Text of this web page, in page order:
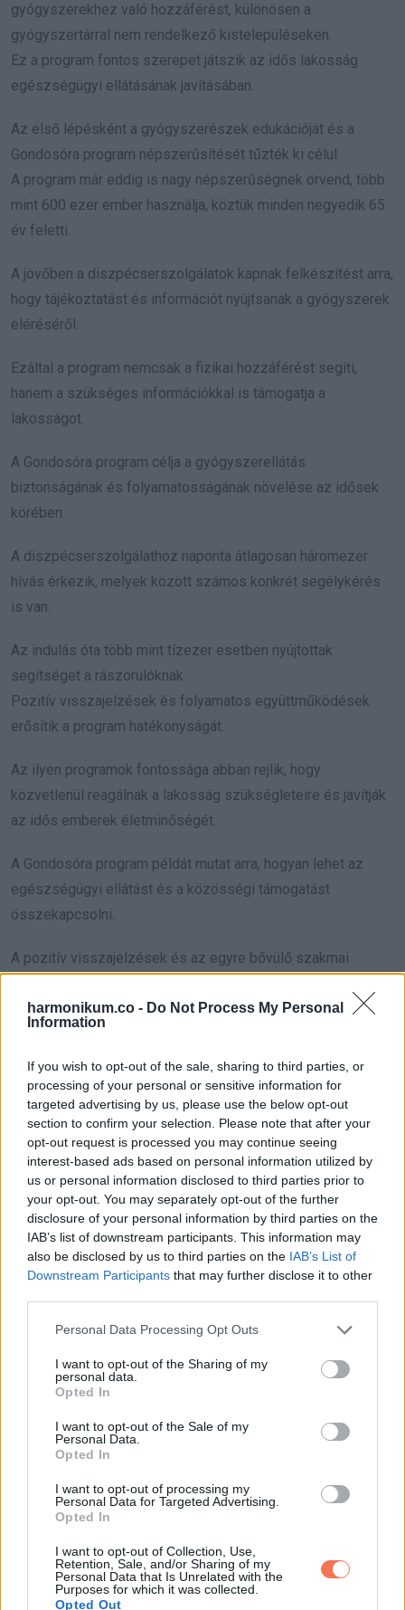
harmonikum.co - Do Not Process My Personal
Information
If you wish to opt-out of the sale, sharing to third parties, or
processing of your personal or sensitive information for
targeted advertising by us, please use the below opt-out
section to confirm your selection. Please note that after your
opt-out request is processed you may continue seeing
interest-based ads based on personal information utilized by
us or personal information disclosed to third parties prior to
your opt-out. You may separately opt-out of the further
disclosure of your personal information by third parties on the
IAB’s list of downstream participants. This information may
also be disclosed by us to third parties on the IAB’s List of
Downstream Participants that may further disclose it to other
Please note that this website/app uses one or more Google
not limited to your visit or usage behaviour. You may click to
grant or deny consent to Google and its third-party tags to
use your data for below specified purposes in below Google
consent section.
Personal Data Processing Opt Outs
I want to opt-out of the Sharing of my
personal data.
Opted In
I want to opt-out of the Sale of my
Personal Data.
Opted In
I want to opt-out of processing my
Personal Data for Targeted Advertising.
Opted In
I want to opt-out of Collection, Use,
Retention, Sale, and/or Sharing of my
Personal Data that Is Unrelated with the
Purposes for which it was collected.
Opted Out
gyógyszerekhez való hozzáférést, különösen a
gyógyszertárral nem rendelkező kistelepüléseken.
Ez a program fontos szerepet játszik az idős lakosság
egészségügyi ellátásának javításában.
Az első lépésként a gyógyszerészek edukációját és a
Gondosóra program népszerűsítését tűzték ki célul.
A program már eddig is nagy népszerűségnek örvend, több
mint 600 ezer ember használja, köztük minden negyedik 65
év feletti.
A jövőben a diszpécserszolgálatok kapnak felkészítést arra,
hogy tájékoztatást és információt nyújtsanak a gyógyszerek
eléréséről.
Ezáltal a program nemcsak a fizikai hozzáférést segíti,
hanem a szükséges információkkal is támogatja a
lakosságot.
A Gondosóra program célja a gyógyszerellátás
biztonságának és folyamatosságának növelése az idősek
körében.
A diszpécserszolgálathoz naponta átlagosan háromezer
hívás érkezik, melyek között számos konkrét segélykérés
is van.
Az indulás óta több mint tízezer esetben nyújtottak
segítséget a rászorulóknak.
Pozitív visszajelzések és folyamatos együttműködések
erősítik a program hatékonyságát.
Az ilyen programok fontossága abban rejlik, hogy
közvetlenül reagálnak a lakosság szükségleteire és javítják
az idős emberek életminőségét.
A Gondosóra program példát mutat arra, hogyan lehet az
egészségügyi ellátást és a közösségi támogatást
összekapcsolni.
A pozitív visszajelzések és az egyre bővülő szakmai
valódi változást hozhatnak a nyugdíjasok életében.
Oszd meg ezt a posztot:
WhatsappReddit
Share
via
Email
jósolt szerencsét, gazdagságot és
kapcsolati sikereket a 2024 szeptembertől
kezdődő időszakra
KÖVETKEZŐ POSZT
ezekben az országrészekben